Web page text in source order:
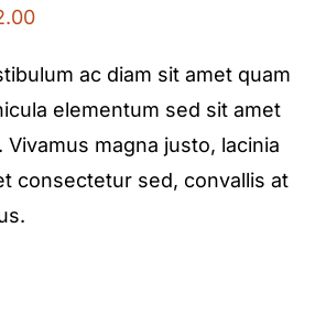
ac diam sit amet quam
elementum sed sit amet
Vivamus magna justo, lacinia
consectetur sed, convallis at